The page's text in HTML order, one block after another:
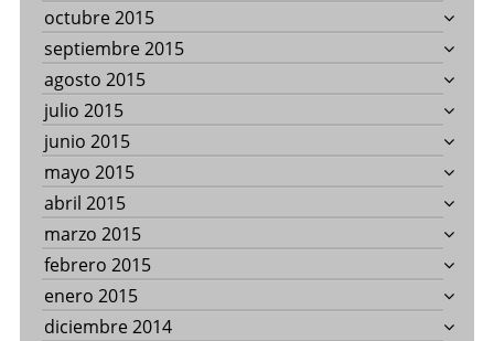
octubre 2015
septiembre 2015
agosto 2015
julio 2015
junio 2015
mayo 2015
abril 2015
marzo 2015
febrero 2015
enero 2015
diciembre 2014